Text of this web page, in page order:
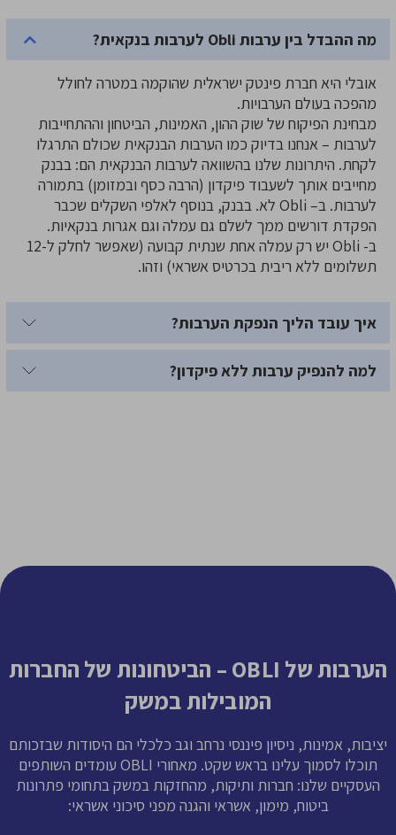
מה ההבדל בין ערבות Obli לערבות בנקאית?
אובלי היא חברת פינטק ישראלית שהוקמה במטרה לחולל
מהפכה בעולם הערבויות.
מבחינת הפיקוח של שוק ההון, האמינות, הביטחון וההתחייבות
לערבות – אנחנו בדיוק כמו הערבות הבנקאית שכולם התרגלו
לקחת. היתרונות שלנו בהשוואה לערבות הבנקאית הם: בבנק
מחייבים אותך לשעבוד פיקדון (הרבה כסף ובמזומן) בתמורה
לערבות. ב– Obli לא. בבנק, בנוסף לאלפי השקלים שכבר
הפקדת דורשים ממך לשלם גם עמלה וגם אגרות בנקאיות.
ב- Obli יש רק עמלה אחת שנתית קבועה (שאפשר לחלק ל-12
תשלומים ללא ריבית בכרטיס אשראי) וזהו.
איך עובד הליך הנפקת הערבות?
למה להנפיק ערבות ללא פיקדון?
הערבות של OBLI – הביטחונות של החברות
המובילות במשק
יציבות, אמינות, ניסיון פיננסי נרחב וגב כלכלי הם היסודות שבזכותם
תוכלו לסמוך עלינו בראש שקט. מאחורי OBLI עומדים השותפים
העסקיים שלנו: חברות ותיקות, מהחזקות במשק בתחומי פתרונות
ביטוח, מימון, אשראי והגנה מפני סיכוני אשראי: